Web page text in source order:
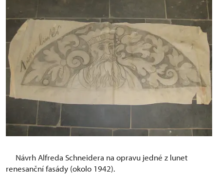
Návrh Alfreda Schneidera na opravu jedné z lunet
renesanční fasády (okolo 1942).